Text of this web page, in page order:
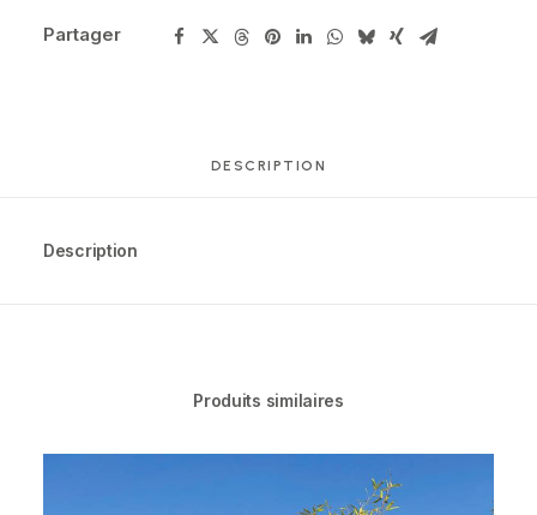
Partager
DESCRIPTION
Description
Produits similaires